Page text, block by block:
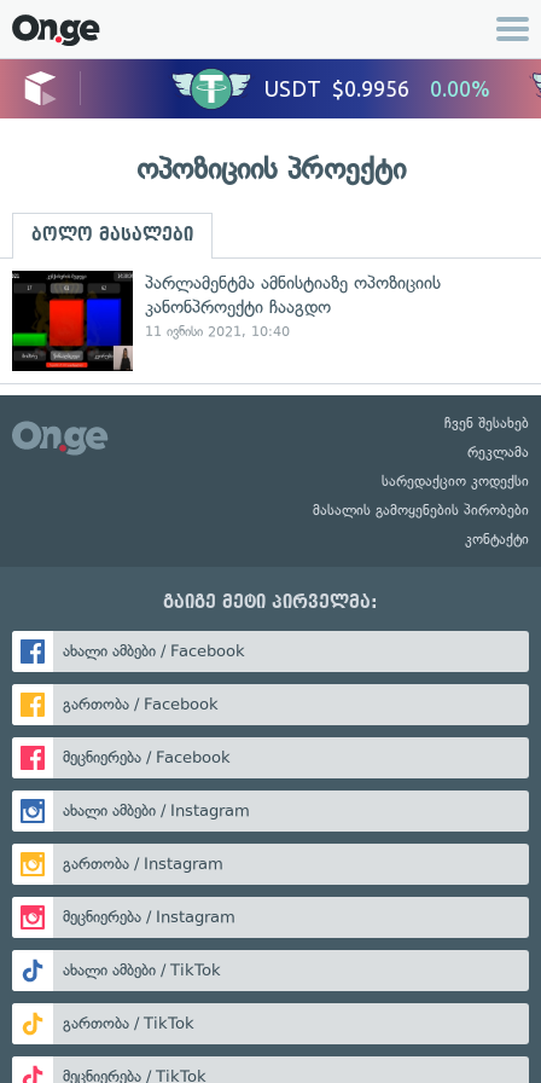
ოპოზიციის პროექტი
ბოლო მასალები
პარლამენტმა ამნისტიაზე ოპოზიციის
კანონპროექტი ჩააგდო
11 ივნისი 2021, 10:40
ჩვენ შესახებ
რეკლამა
სარედაქციო კოდექსი
მასალის გამოყენების პირობები
კონტაქტი
გაიგე მეტი პირველმა:
ახალი ამბები / Facebook
გართობა / Facebook
მეცნიერება / Facebook
ახალი ამბები / Instagram
გართობა / Instagram
მეცნიერება / Instagram
ახალი ამბები / TikTok
გართობა / TikTok
მეცნიერება / TikTok